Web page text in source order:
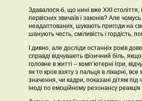
Здавалося б, що нині вже ХХІ
первісних звичаїв і законів? Але
неадаптованих, шукають пригоди на
шанують честь, сміливість і гордість,
І дивно, але досліди останніх років
справді відчувають фізичний біль,
головне в житті – комп’ютерні ігри,
як то кров взяту з пальця в лікарні,
значення, чи кадри, показані дітям
іноді по емоційному резонансу